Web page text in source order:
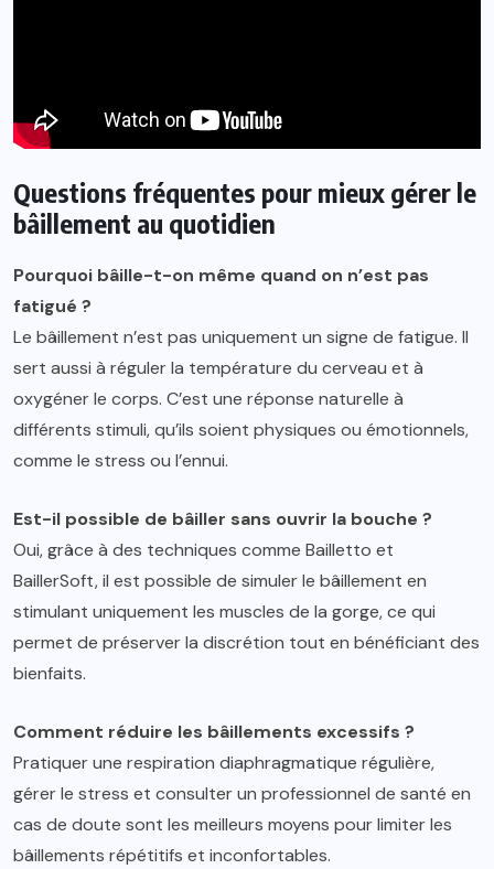
Questions fréquentes pour mieux gérer le
bâillement au quotidien
Pourquoi bâille-t-on même quand on n’est pas
fatigué ?
Le bâillement n’est pas uniquement un signe de fatigue. Il
sert aussi à réguler la température du cerveau et à
oxygéner le corps. C’est une réponse naturelle à
différents stimuli, qu’ils soient physiques ou émotionnels,
comme le stress ou l’ennui.
Est-il possible de bâiller sans ouvrir la bouche ?
Oui, grâce à des techniques comme Bailletto et
BaillerSoft, il est possible de simuler le bâillement en
stimulant uniquement les muscles de la gorge, ce qui
permet de préserver la discrétion tout en bénéficiant des
bienfaits.
Comment réduire les bâillements excessifs ?
Pratiquer une respiration diaphragmatique régulière,
gérer le stress et consulter un professionnel de santé en
cas de doute sont les meilleurs moyens pour limiter les
bâillements répétitifs et inconfortables.